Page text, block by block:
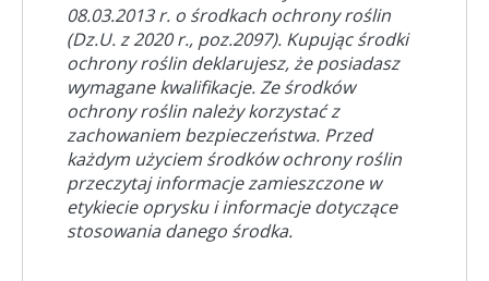
08.03.2013 r. o środkach ochrony roślin
(Dz.U. z 2020 r., poz.2097). Kupując środki
ochrony roślin deklarujesz, że posiadasz
wymagane kwalifikacje. Ze środków
ochrony roślin należy korzystać z
zachowaniem bezpieczeństwa. Przed
każdym użyciem środków ochrony roślin
przeczytaj informacje zamieszczone w
etykiecie oprysku i informacje dotyczące
stosowania danego środka.